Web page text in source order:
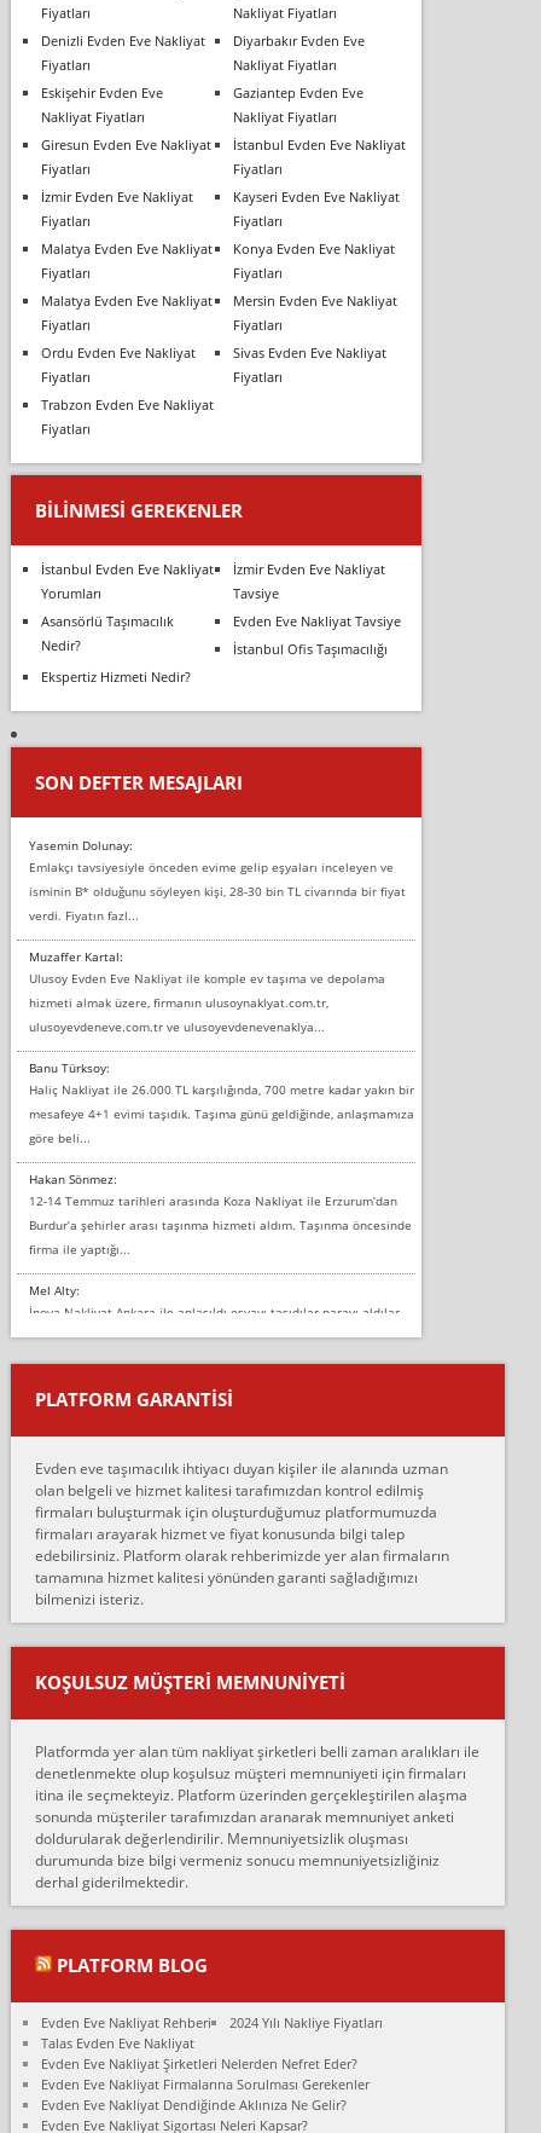
Fiyatları
Nakliyat Fiyatları
Denizli Evden Eve Nakliyat
Fiyatları
Diyarbakır Evden Eve
Nakliyat Fiyatları
Eskişehir Evden Eve
Nakliyat Fiyatları
Gaziantep Evden Eve
Nakliyat Fiyatları
Giresun Evden Eve Nakliyat
Fiyatları
İstanbul Evden Eve Nakliyat
Fiyatları
İzmir Evden Eve Nakliyat
Fiyatları
Kayseri Evden Eve Nakliyat
Fiyatları
Malatya Evden Eve Nakliyat
Fiyatları
Konya Evden Eve Nakliyat
Fiyatları
Malatya Evden Eve Nakliyat
Fiyatları
Mersin Evden Eve Nakliyat
Fiyatları
Ordu Evden Eve Nakliyat
Fiyatları
Sivas Evden Eve Nakliyat
Fiyatları
Trabzon Evden Eve Nakliyat
Fiyatları
BILINMESI GEREKENLER
İstanbul Evden Eve Nakliyat
Yorumları
İzmir Evden Eve Nakliyat
Tavsiye
Asansörlü Taşımacılık
Nedir?
Evden Eve Nakliyat Tavsiye
İstanbul Ofis Taşımacılığı
Ekspertiz Hizmeti Nedir?
SON DEFTER MESAJLARI
Yasemin Dolunay:
Emlakçı tavsiyesiyle önceden evime gelip eşyaları inceleyen ve
isminin B* olduğunu söyleyen kişi, 28-30 bin TL civarında bir fiyat
verdi. Fiyatın fazl...
Muzaffer Kartal:
Ulusoy Evden Eve Nakliyat ile komple ev taşıma ve depolama
hizmeti almak üzere, firmanın ulusoynaklyat.com.tr,
ulusoyevdeneve.com.tr ve ulusoyevdenevenaklya...
Banu Türksoy:
Haliç Nakliyat ile 26.000 TL karşılığında, 700 metre kadar yakın bir
mesafeye 4+1 evimi taşıdık. Taşıma günü geldiğinde, anlaşmamıza
göre beli...
Hakan Sönmez:
12-14 Temmuz tarihleri arasında Koza Nakliyat ile Erzurum’dan
Burdur’a şehirler arası taşınma hizmeti aldım. Taşınma öncesinde
firma ile yaptığı...
Mel Alty:
İnova Nakliyat Ankara ile anlaşıldı eşyayı taşıdılar parayı aldılar.
Salon duvarına bir baktım birisi boydan alüminyum renkli bantı
yapıştırm...
Murat:
çalıştıklarını, müş...
Ahmet:
Lüleburgaz güngünes evden eve naklyat eşyalarımı taşımak için
anlaştık sabah eve geldiklerinde de eşyalarımı düzgün şekilde
sarcaz demelerine r...
mehmet güldü:
Ankara ALİCANLAR NAKLİYAT Tutarsız ve ticari ahlak problemleri
var verdikleri fiyat teklifini arttırdılar. Sonrasında taşıma gününde
oldukça tutarsı...
Ankara Alicanlar naklyat tel 5465524025. 2600 TL'ye ankaradan
Konya ya Alicanlar naklyat la anlaştık bu şahıs evin taşınacağı gün
fiyatın mazoto gele...
Fatih kokmese:
Diyarbakır dan eşyamı getirtmek için anlaştım sözleşme yaptım.
Son anda fiyat artırdılar.. mecburiyetten tasittim.. bu kişiler ağrılı
Ali:
olduk. Asansörlü dediler sonra uraya asansör kurulmaz dediler
fark istediler. ortada asa...
Nimet:
Ben 2021 Ağustos ilk haftası Evimi taşıdım yani İstanbul'un bir
Mahallesi'nden bir başka Mahallesi'ne yani Ümraniye bölgesinde
PLATFORM GARANTİSİ
Evden eve taşımacılık ihtiyacı duyan kişiler ile alanında uzman
olan belgeli ve hizmet kalitesi tarafımızdan kontrol edilmiş
firmaları buluşturmak için oluşturduğumuz platformumuzda
firmaları arayarak hizmet ve fiyat konusunda bilgi talep
edebilirsiniz. Platform olarak rehberimizde yer alan firmaların
tamamına hizmet kalitesi yönünden garanti sağladığımızı
bilmenizi isteriz.
KOŞULSUZ MÜŞTERI MEMNUNIYETI
Platformda yer alan tüm nakliyat şirketleri belli zaman aralıkları ile
denetlenmekte olup koşulsuz müşteri memnuniyeti için firmaları
itina ile seçmekteyiz. Platform üzerinden gerçekleştirilen alaşma
sonunda müşteriler tarafımızdan aranarak memnuniyet anketi
doldurularak değerlendirilir. Memnuniyetsizlik oluşması
durumunda bize bilgi vermeniz sonucu memnuniyetsizliğiniz
derhal giderilmektedir.
PLATFORM BLOG
Evden Eve Nakliyat Rehberi
2024 Yılı Nakliye Fiyatları
Talas Evden Eve Nakliyat
Evden Eve Nakliyat Şirketleri Nelerden Nefret Eder?
Evden Eve Nakliyat Firmalarına Sorulması Gerekenler
Evden Eve Nakliyat Dendiğinde Aklınıza Ne Gelir?
Evden Eve Nakliyat Sigortası Neleri Kapsar?